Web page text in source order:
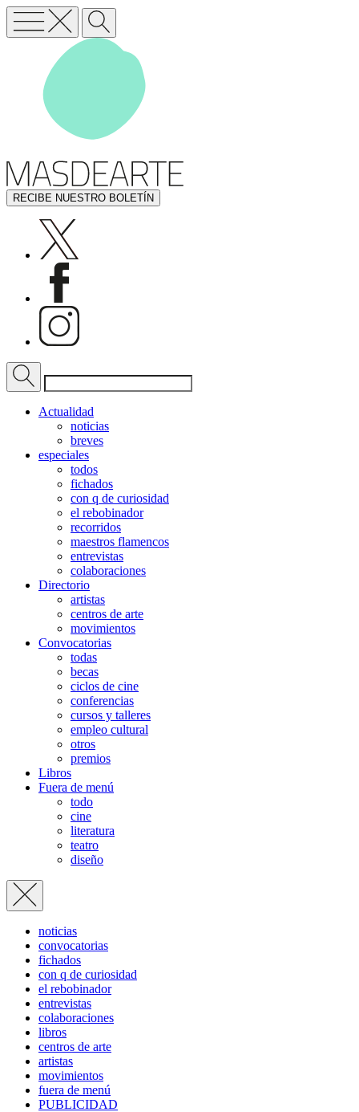
RECIBE NUESTRO BOLETÍN
Actualidad
noticias
breves
especiales
todos
fichados
con q de curiosidad
el rebobinador
recorridos
maestros flamencos
entrevistas
colaboraciones
Directorio
artistas
centros de arte
movimientos
Convocatorias
todas
becas
ciclos de cine
conferencias
cursos y talleres
empleo cultural
otros
premios
Libros
Fuera de menú
todo
cine
literatura
teatro
diseño
noticias
convocatorias
fichados
con q de curiosidad
el rebobinador
entrevistas
colaboraciones
libros
centros de arte
artistas
movimientos
fuera de menú
PUBLICIDAD